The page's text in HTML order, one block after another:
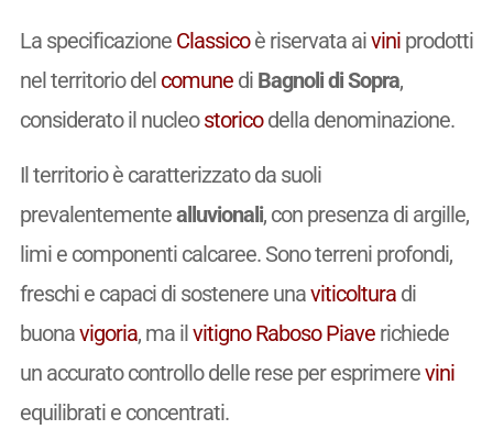
La specificazione Classicoè riservata aiviniprodotti
nel territorio del comunedi Bagnoli di Sopra,
considerato il nucleostoricodella denominazione.
Il territorio è caratterizzato da suoli
prevalentementealluvionali, con presenza di argille,
limi e componenti calcaree. Sono terreni profondi,
freschi e capaci di sostenere unaviticolturadi
buonavigoria, ma ilvitigno Raboso Piaverichiede
un accurato controllo delle rese per esprimerevini
equilibrati e concentrati.